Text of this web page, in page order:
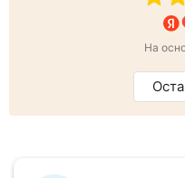
дизайнерской бумаге
Страницы украшены
старинными гравюрами.
На